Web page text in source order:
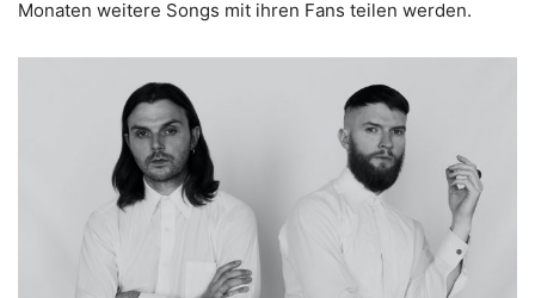
Monaten weitere Songs mit ihren Fans teilen werden.